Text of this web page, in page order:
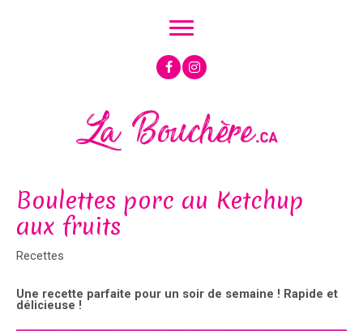
Boulettes porc au Ketchup
aux fruits
Recettes
Une recette parfaite pour un soir de semaine ! Rapide et
délicieuse !